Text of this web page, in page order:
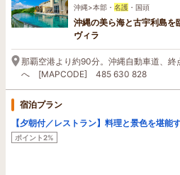
沖縄>本部・ 名護 ・国頭
沖縄の美ら海と古宇利島を
ヴィラ
那覇空港より約90分。沖縄自動車道、終
へ [MAPCODE] 485 630 828
宿泊プラン
【夕朝付／レストラン】料理と景色を堪能
ポイント2%